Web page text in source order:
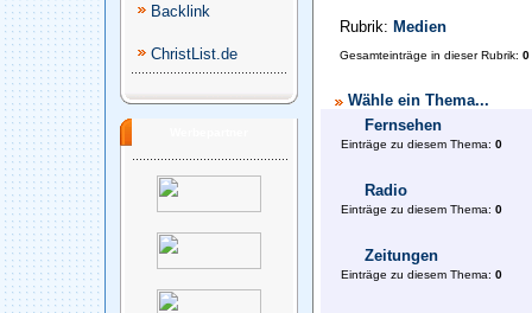
Backlink
ChristList.de
Rubrik: Medien
Gesamteinträge in dieser Rubrik: 0
Wähle ein Thema...
Fernsehen
Einträge zu diesem Thema: 0
Radio
Einträge zu diesem Thema: 0
Zeitungen
Einträge zu diesem Thema: 0